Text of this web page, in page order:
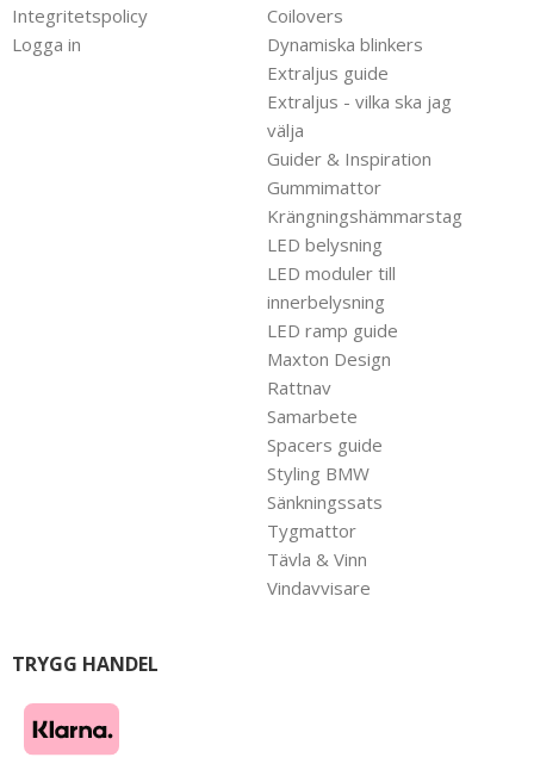
Integritetspolicy
Logga in
Coilovers
Dynamiska blinkers
Extraljus guide
Extraljus - vilka ska jag
välja
Guider & Inspiration
Gummimattor
Krängningshämmarstag
LED belysning
LED moduler till
innerbelysning
LED ramp guide
Maxton Design
Rattnav
Samarbete
Spacers guide
Styling BMW
Sänkningssats
Tygmattor
Tävla & Vinn
Vindavvisare
TRYGG HANDEL